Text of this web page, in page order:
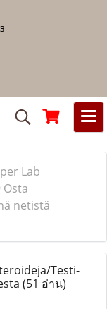
Lab
Osta
netistä
Testi-
(51 อ่าน)